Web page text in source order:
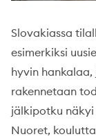
Slovakiassa
esimerkiksi
hyvin
rakennetaan
jälkipotku näkyi
Nuoret,